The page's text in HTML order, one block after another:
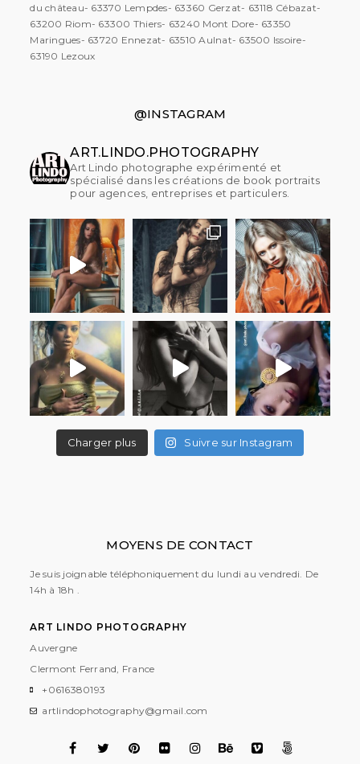
du château- 63370 Lempdes- 63360 Gerzat- 63118 Cébazat-
63200 Riom- 63300 Thiers- 63240 Mont Dore- 63350
Maringues- 63720 Ennezat- 63510 Aulnat- 63500 Issoire-
63190 Lezoux
@INSTAGRAM
ART.LINDO.PHOTOGRAPHY
Art Lindo photographe expérimenté et
spécialisé dans les créations de book portraits
pour agences, entreprises et particulers.
Charger plus Suivre sur Instagram
MOYENS DE CONTACT
Je suis joignable téléphoniquement du lundi au vendredi. De
14h à 18h .
ART LINDO PHOTOGRAPHY
Auvergne
Clermont Ferrand, France
+0616380193
artlindophotography@gmail.com